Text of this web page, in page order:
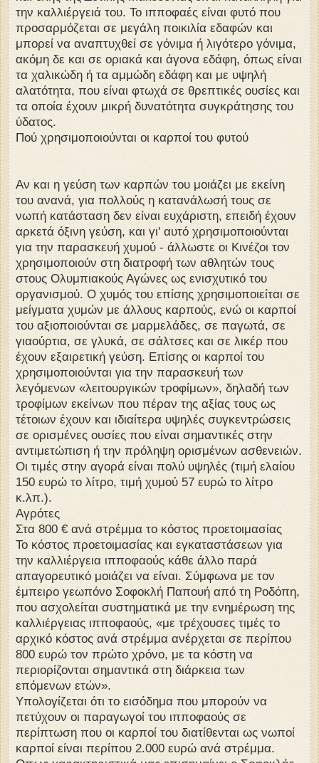
την καλλιέργειά του. Το ιπποφαές είναι φυτό που
προσαρμόζεται σε μεγάλη ποικιλία εδαφών και
μπορεί να αναπτυχθεί σε γόνιμα ή λιγότερο γόνιμα,
ακόμη δε και σε οριακά και άγονα εδάφη, όπως είναι
τα χαλικώδη ή τα αμμώδη εδάφη και με υψηλή
αλατότητα, που είναι φτωχά σε θρεπτικές ουσίες και
τα οποία έχουν μικρή δυνατότητα συγκράτησης του
ύδατος.
Πού χρησιμοποιούνται οι καρποί του φυτού
Αν και η γεύση των καρπών του μοιάζει με εκείνη
του ανανά, για πολλούς η κατανάλωσή τους σε
νωπή κατάσταση δεν είναι ευχάριστη, επειδή έχουν
αρκετά όξινη γεύση, και γι' αυτό χρησιμοποιούνται
για την παρασκευή χυμού - άλλωστε οι Κινέζοι τον
χρησιμοποιούν στη διατροφή των αθλητών τους
στους Ολυμπιακούς Αγώνες ως ενισχυτικό του
οργανισμού. Ο χυμός του επίσης χρησιμοποιείται σε
μείγματα χυμών με άλλους καρπούς, ενώ οι καρποί
του αξιοποιούνται σε μαρμελάδες, σε παγωτά, σε
γιαούρτια, σε γλυκά, σε σάλτσες και σε λικέρ που
έχουν εξαιρετική γεύση. Επίσης οι καρποί του
χρησιμοποιούνται για την παρασκευή των
λεγόμενων «λειτουργικών τροφίμων», δηλαδή των
τροφίμων εκείνων που πέραν της αξίας τους ως
τέτοιων έχουν και ιδιαίτερα υψηλές συγκεντρώσεις
σε ορισμένες ουσίες που είναι σημαντικές στην
αντιμετώπιση ή την πρόληψη ορισμένων ασθενειών.
Οι τιμές στην αγορά είναι πολύ υψηλές (τιμή ελαίου
150 ευρώ το λίτρο, τιμή χυμού 57 ευρώ το λίτρο
κ.λπ.).
Αγρότες
Στα 800 € ανά στρέμμα το κόστος προετοιμασίας
Το κόστος προετοιμασίας και εγκαταστάσεων για
την καλλιέργεια ιπποφαούς κάθε άλλο παρά
απαγορευτικό μοιάζει να είναι. Σύμφωνα με τον
έμπειρο γεωπόνο Σοφοκλή Παπουή από τη Ροδόπη,
που ασχολείται συστηματικά με την ενημέρωση της
καλλιέργειας ιπποφαούς, «με τρέχουσες τιμές το
αρχικό κόστος ανά στρέμμα ανέρχεται σε περίπου
800 ευρώ τον πρώτο χρόνο, με τα κόστη να
περιορίζονται σημαντικά στη διάρκεια των
επόμενων ετών».
Υπολογίζεται ότι το εισόδημα που μπορούν να
πετύχουν οι παραγωγοί του ιπποφαούς σε
περίπτωση που οι καρποί του διατίθενται ως νωποί
καρποί είναι περίπου 2.000 ευρώ ανά στρέμμα.